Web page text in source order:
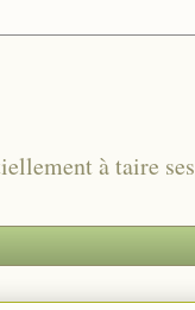
à taire ses